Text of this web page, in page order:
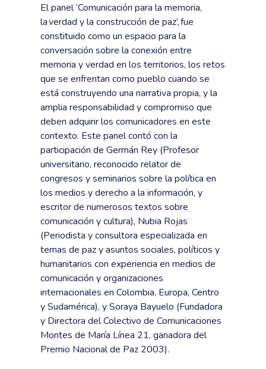
El panel ‘Comunicación para la memoria,
la verdad y la construcción de paz’, fue
constituido como un espacio para la
conversación sobre la conexión entre
memoria y verdad en los territorios, los retos
que se enfrentan como pueblo cuando se
está construyendo una narrativa propia, y la
amplia responsabilidad y compromiso que
deben adquirir los comunicadores en este
contexto. Este panel contó con la
participación de Germán Rey (Profesor
universitario, reconocido relator de
congresos y seminarios sobre la política en
los medios y derecho a la información, y
escritor de numerosos textos sobre
comunicación y cultura), Nubia Rojas
(Periodista y consultora especializada en
temas de paz y asuntos sociales, políticos y
humanitarios con experiencia en medios de
comunicación y organizaciones
internacionales en Colombia, Europa, Centro
y Sudamérica), y Soraya Bayuelo (Fundadora
y Directora del Colectivo de Comunicaciones
Montes de María Línea 21, ganadora del
Premio Nacional de Paz 2003).